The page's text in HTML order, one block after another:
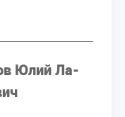
Юлий Ла­